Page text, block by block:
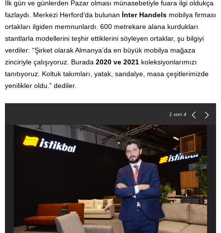
İlk gün ve günlerden Pazar olması münasebetiyle fuara ilgi oldukça
fazlaydı. Merkezi Herford’da bulunan İnter Handels mobilya firması
ortakları ilgiden memnunlardı. 600 metrekare alana kurdukları
stantlarla modellerini teşhir ettiklerini söyleyen ortaklar, şu bilgiyi
verdiler: “Şirket olarak Almanya’da en büyük mobilya mağaza
zinciriyle çalışıyoruz. Burada 2020 ve 2021 koleksiyonlarımızı
tanıtıyoruz. Koltuk takımları, yatak, sandalye, masa çeşitlerimizde
yenilikler oldu.” dediler.
1 von 4